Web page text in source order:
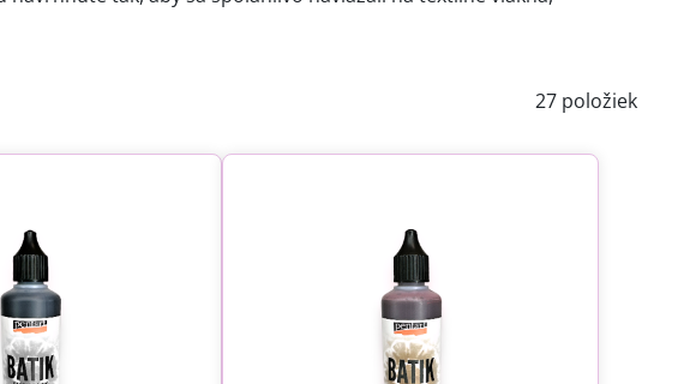
27 položiek